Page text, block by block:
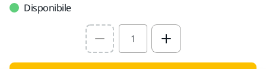
Disponibile
Select quantity value